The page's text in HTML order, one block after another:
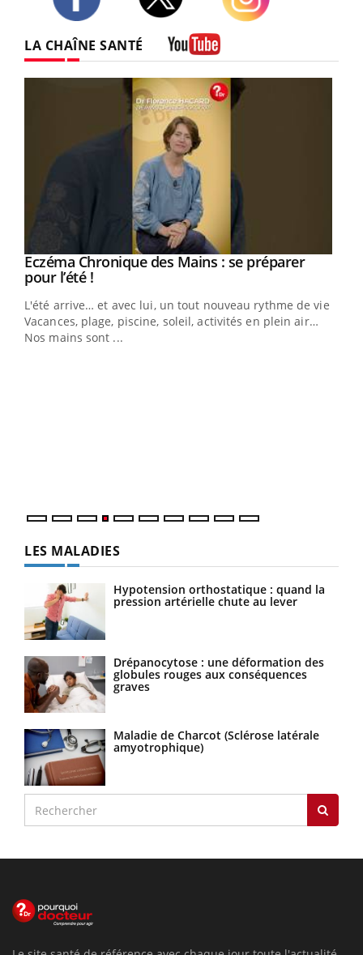
LA CHAÎNE SANTÉ
Youtube
Eczéma Chronique des Mains : se préparer
pour l’été !Youtube
L'été arrive… et avec lui, un tout nouveau rythme de vie !
Vacances, plage, piscine, soleil, activités en plein air…
Nos mains sont ...
LES MALADIES
Hypotension orthostatique : quand la
pression artérielle chute au lever
Drépanocytose : une déformation des
globules rouges aux conséquences
graves
Maladie de Charcot (Sclérose latérale
amyotrophique)